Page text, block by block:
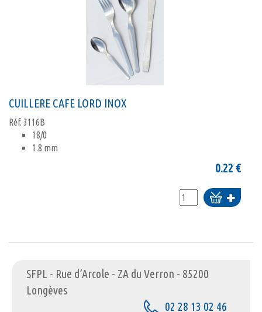
CUILLERE CAFE LORD INOX
Réf. 3116B
18/0
1.8 mm
0.22 €
Ajouter
au
SFPL - Rue d’Arcole - ZA du Verron - 85200
Longèves
02 28 13 02 46